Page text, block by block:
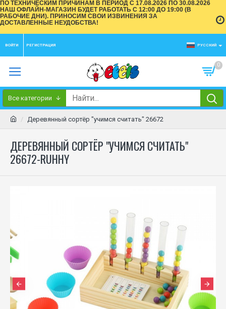
ПО ТЕХНИЧЕСКИМ ПРИЧИНАМ В ПЕРИОД С 17.08.2026 ПО 30.08.2026
НАШ ОФЛАЙН-МАГАЗИН БУДЕТ РАБОТАТЬ С 12:00 ДО 19:00 (В
РАБОЧИЕ ДНИ). ПРИНОСИМ СВОИ ИЗВИНЕНИЯ ЗА
ДОСТАВЛЕННЫЕ НЕУДОБСТВА!
ВОЙТИ РЕГИСТРАЦИЯ РУССКИЙ
0
Все категории
Деревянный сортёр "учимся считать" 26672
ДЕРЕВЯННЫЙ СОРТЁР "УЧИМСЯ СЧИТАТЬ"
26672-RUHHY